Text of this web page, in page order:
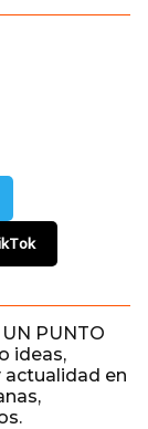
PUNTO
ideas,
actualidad en